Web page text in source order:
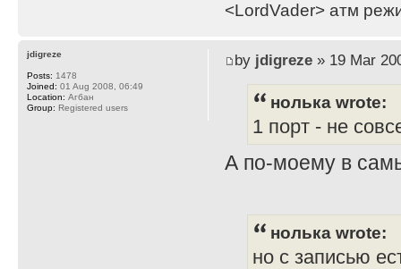
<LordVader> атм
by jdigreze» 19 Mar
нолька wrote:
1 порт - не
А по-моему в
нолька wrote:
но с записью
jdigreze
Posts: 1478
Joined: 01 Aug 2008, 06:49
Location: Агбан
Group: Registered users